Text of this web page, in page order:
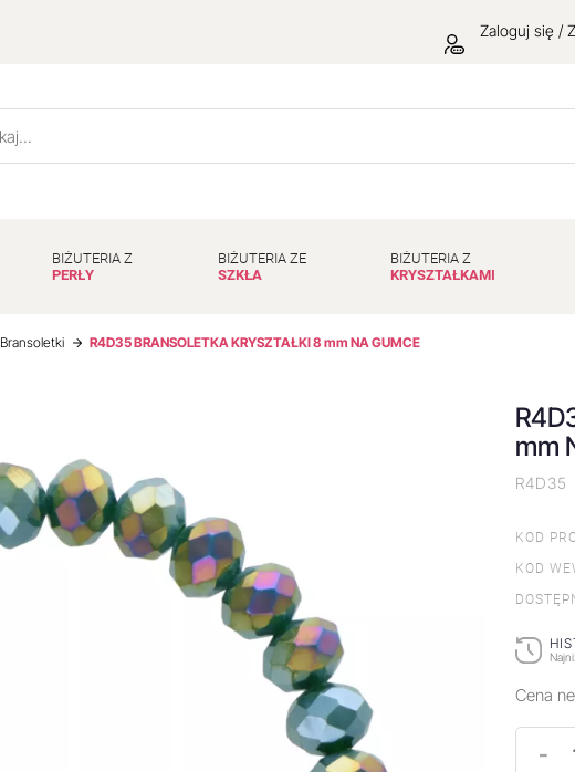
Zaloguj się /
BIŻUTERIA Z
PERŁY
BIŻUTERIA ZE
SZKŁA
BIŻUTERIA Z
KRYSZTAŁKAMI
Bransoletki R4D35 BRANSOLETKA KRYSZTAŁKI 8 mm NA GUMCE
mm
R4D35
KOD
KOD
Cena
-